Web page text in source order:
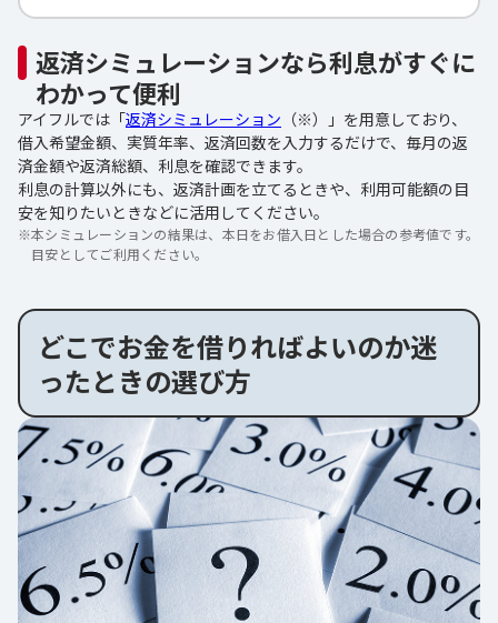
返済シミュレーションなら利息がすぐに
わかって便利
アイフルでは「返済シミュレーション （※）」を用意しており、
借入希望金額、実質年率、返済回数を入力するだけで、毎月の返
済金額や返済総額、利息を確認できます。
利息の計算以外にも、返済計画を立てるときや、利用可能額の目
安を知りたいときなどに活用してください。
※本シミュレーションの結果は、本日をお借入日とした場合の参考値です。
目安としてご利用ください。
どこでお金を借りればよいのか迷
ったときの選び方